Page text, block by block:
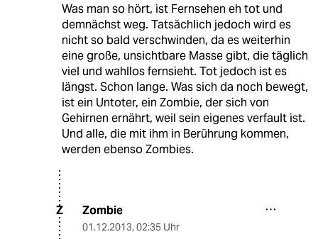
Was man so hört, ist Fernsehen eh tot und
demnächst weg. Tatsächlich jedoch wird es
nicht so bald verschwinden, da es weiterhin
eine große, unsichtbare Masse gibt, die täglich
viel und wahllos fernsieht. Tot jedoch ist es
längst. Schon lange. Was sich da noch bewegt,
ist ein Untoter, ein Zombie, der sich von
Gehirnen ernährt, weil sein eigenes verfault ist.
Und alle, die mit ihm in Berührung kommen,
werden ebenso Zombies.
Z Zombie
01.12.2013, 02:35 Uhr